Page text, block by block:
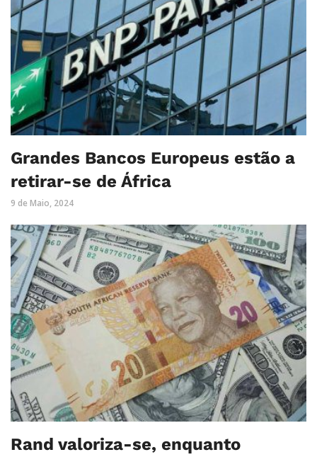
Grandes Bancos Europeus estão a
retirar-se de África
9 de Maio, 2024
Rand valoriza-se, enquanto